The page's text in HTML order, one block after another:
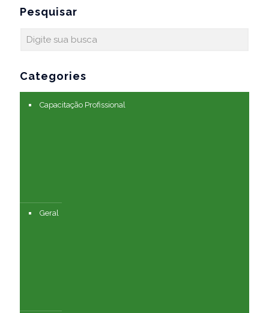
Pesquisar
Categories
Capacitação Profissional
Geral